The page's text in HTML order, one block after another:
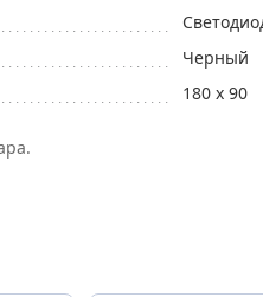
Черный
180 x 90